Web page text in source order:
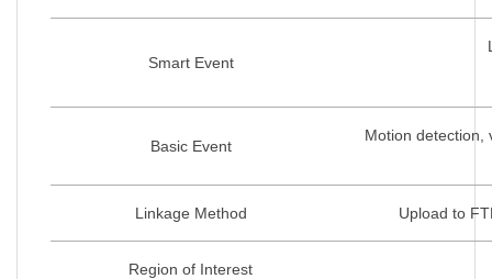
Smart Event
Basic Event
Motion detection,
Linkage Method Upload to
Region of Interest